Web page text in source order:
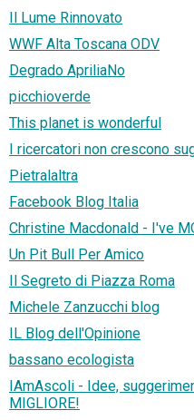
Il Lume Rinnovato
WWF Alta Toscana ODV
Degrado ApriliaNo
picchioverde
This planet is wonderful
I ricercatori non crescono
Pietralaltra
Facebook Blog Italia
Christine Macdonald - I've
Un Pit Bull Per Amico
Il Segreto di Piazza Roma
Michele Zanzucchi blog
IL Blog dell'Opinione
bassano ecologista
IAmAscoli - Idee,
MIGLIORE!